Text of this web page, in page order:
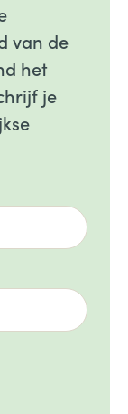
van de
het
je